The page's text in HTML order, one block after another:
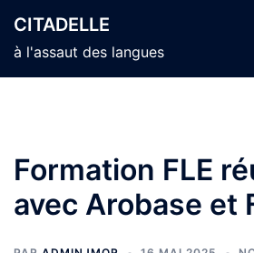
contenu
CITADELLE
à l'assaut des langues
Formation FLE
avec Arobase et